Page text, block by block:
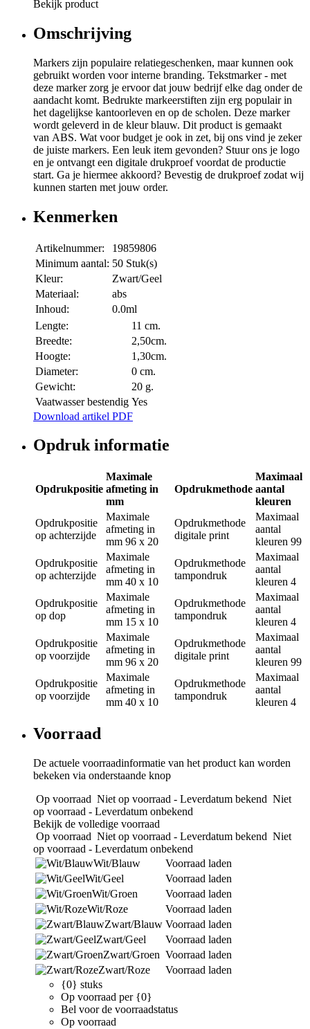
Bekijk product
Omschrijving
Markers zijn populaire relatiegeschenken, maar kunnen ook
gebruikt worden voor interne branding. Tekstmarker - met
deze marker zorg je ervoor dat jouw bedrijf elke dag onder de
aandacht komt. Bedrukte markeerstiften zijn erg populair in
het dagelijkse kantoorleven en op de scholen. Deze marker
wordt geleverd in de kleur blauw. Dit product is gemaakt
van ABS. Wat voor budget je ook in zet, bij ons vind je zeker
de juiste markers. Een leuk item gevonden? Stuur ons je logo
en je ontvangt een digitale drukproef voordat de productie
start. Ga je hiermee akkoord? Bevestig de drukproef zodat wij
kunnen starten met jouw order.
Kenmerken
Artikelnummer:
19859806
Minimum aantal: 50 Stuk(s)
Kleur:
Zwart/Geel
Materiaal:
abs
Inhoud:
0.0ml
Lengte:
11 cm.
Breedte:
2,50cm.
Hoogte:
1,30cm.
Diameter:
0 cm.
Gewicht:
20 g.
Vaatwasser bestendig Yes
Download artikel PDF
Opdruk informatie
Opdrukpositie
Maximale
afmeting in
mm
Opdrukmethode
Maximaal
aantal
kleuren
Opdrukpositie
op achterzijde
Maximale
afmeting in
mm 96 x 20
Opdrukmethode
digitale print
Maximaal
aantal
kleuren 99
Opdrukpositie
op achterzijde
Maximale
afmeting in
mm 40 x 10
Opdrukmethode
tampondruk
Maximaal
aantal
kleuren 4
Opdrukpositie
op dop
Maximale
afmeting in
mm 15 x 10
Opdrukmethode
tampondruk
Maximaal
aantal
kleuren 4
Opdrukpositie
op voorzijde
Maximale
afmeting in
mm 96 x 20
Opdrukmethode
digitale print
Maximaal
aantal
kleuren 99
Opdrukpositie
op voorzijde
Maximale
afmeting in
mm 40 x 10
Opdrukmethode
tampondruk
Maximaal
aantal
kleuren 4
Voorraad
De actuele voorraadinformatie van het product kan worden
bekeken via onderstaande knop
Op voorraad Niet op voorraad - Leverdatum bekend Niet
op voorraad - Leverdatum onbekend
Bekijk de volledige voorraad
Op voorraad Niet op voorraad - Leverdatum bekend Niet
op voorraad - Leverdatum onbekend
Wit/Blauw
Voorraad laden
Wit/Geel
Voorraad laden
Wit/Groen
Voorraad laden
Wit/Roze
Voorraad laden
Zwart/Blauw Voorraad laden
Zwart/Geel
Voorraad laden
Zwart/Groen Voorraad laden
Zwart/Roze
Voorraad laden
{0} stuks
Op voorraad per {0}
Bel voor de voorraadstatus
Op voorraad